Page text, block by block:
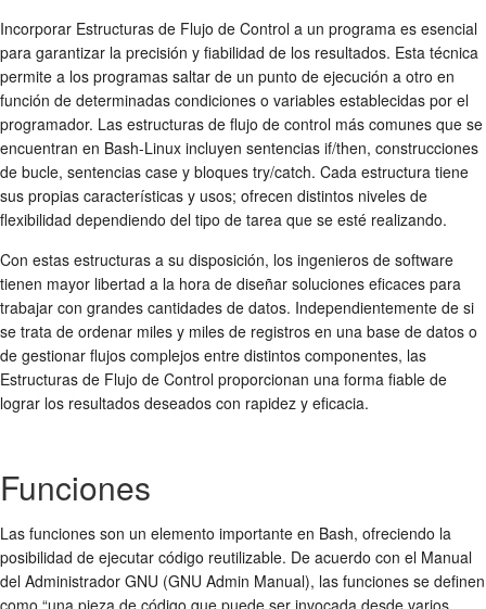
Incorporar Estructuras de Flujo de Control a un programa es esencial
para garantizar la precisión y fiabilidad de los resultados. Esta técnica
permite a los programas saltar de un punto de ejecución a otro en
función de determinadas condiciones o variables establecidas por el
programador. Las estructuras de flujo de control más comunes que se
encuentran en Bash-Linux incluyen sentencias if/then, construcciones
de bucle, sentencias case y bloques try/catch. Cada estructura tiene
sus propias características y usos; ofrecen distintos niveles de
flexibilidad dependiendo del tipo de tarea que se esté realizando.
Con estas estructuras a su disposición, los ingenieros de software
tienen mayor libertad a la hora de diseñar soluciones eficaces para
trabajar con grandes cantidades de datos. Independientemente de si
se trata de ordenar miles y miles de registros en una base de datos o
de gestionar flujos complejos entre distintos componentes, las
Estructuras de Flujo de Control proporcionan una forma fiable de
lograr los resultados deseados con rapidez y eficacia.
Funciones
Las funciones son un elemento importante en Bash, ofreciendo la
posibilidad de ejecutar código reutilizable. De acuerdo con el Manual
del Administrador GNU (GNU Admin Manual), las funciones se definen
como “una pieza de código que puede ser invocada desde varios